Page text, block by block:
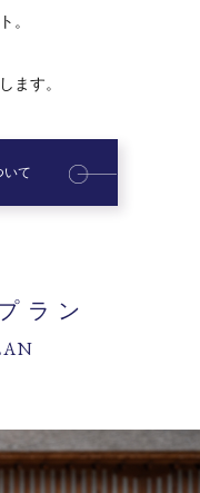
。
ます。
いて
ラン